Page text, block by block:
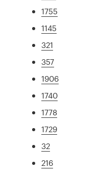
1755
1145
321
357
1906
1740
1778
1729
32
216